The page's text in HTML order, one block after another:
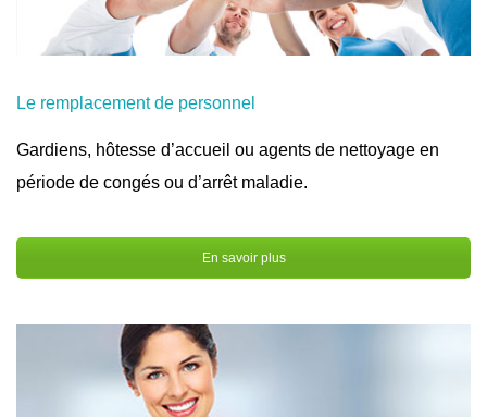
Le remplacement de personnel
Gardiens, hôtesse d’accueil ou agents de nettoyage en
période de congés ou d’arrêt maladie.
En savoir plus